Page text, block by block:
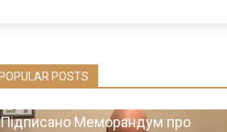
POPULAR POSTS
Підписано Меморандум про